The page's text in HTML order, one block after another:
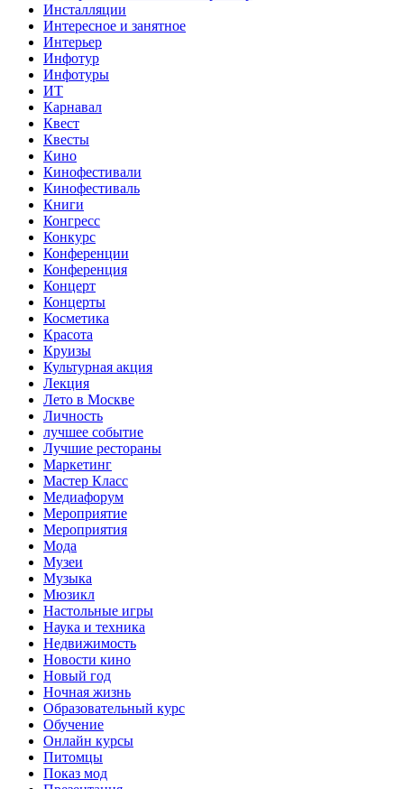
Инсталляции
Интересное и занятное
Интерьер
Инфотур
Инфотуры
ИТ
Карнавал
Квест
Квесты
Кино
Кинофестивали
Кинофестиваль
Книги
Конгресс
Конкурс
Конференции
Конференция
Концерт
Концерты
Косметика
Красота
Круизы
Культурная акция
Лекция
Лето в Москве
Личность
лучшее событие
Лучшие рестораны
Маркетинг
Мастер Класс
Медиафорум
Мероприятие
Мероприятия
Мода
Музеи
Музыка
Мюзикл
Настольные игры
Наука и техника
Недвижимость
Новости кино
Новый год
Ночная жизнь
Образовательный курс
Обучение
Онлайн курсы
Питомцы
Показ мод